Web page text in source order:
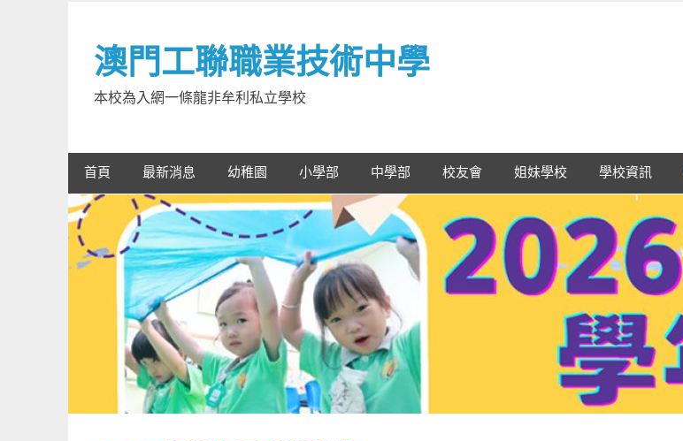
content澳門工聯職業技術中學
本校為入網一條龍非牟利私立學校
首頁 最新消息 幼稚園 小學部 中學部 校友會 姐妹學校 學校資訊